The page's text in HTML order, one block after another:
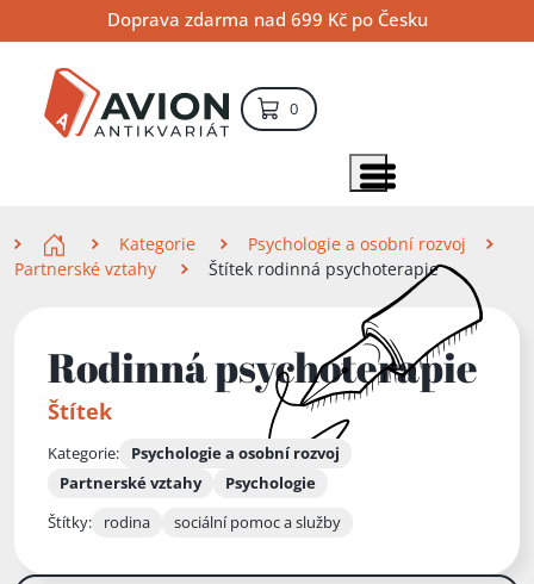
na
obsah
na
navigaci
na
vyhledávání
Doprava zdarma nad 699 Kč po Česku
0položek – košík
Zobrazit položky menu
Kategorie
Psychologie a osobní rozvoj
Partnerské vztahy
Štítek rodinná psychoterapie
Rodinná psychoterapie
Štítek
Kategorie:
Psychologie a osobní rozvoj
Partnerské vztahy
Psychologie
Štítky:
rodina sociální pomoc a služby